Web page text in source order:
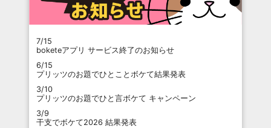
7/15
boketeアプリ サービス終了のお知らせ
6/15
プリッツのお題でひとことボケて結果発表
3/10
プリッツのお題でひと言ボケて キャンペーン
3/9
干支でボケて2026 結果発表